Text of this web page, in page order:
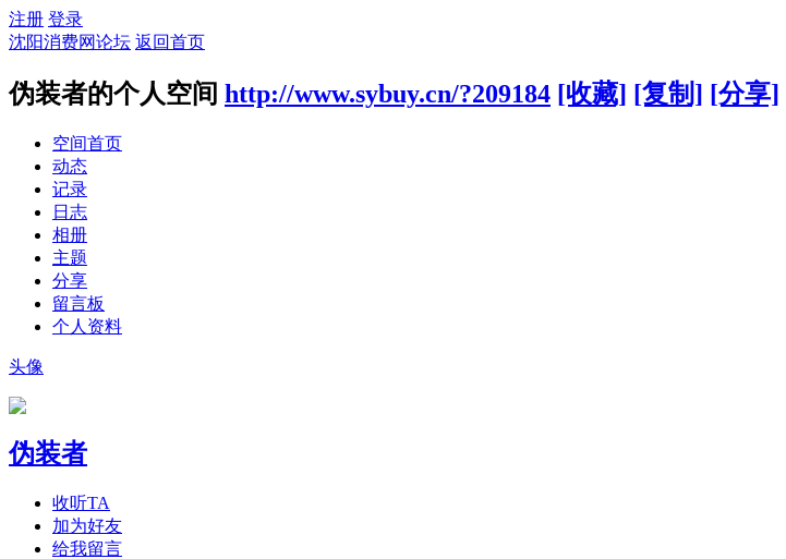
注册 登录
沈阳消费网论坛 返回首页
伪装者的个人空间 http://www.sybuy.cn/?209184 [收藏] [复制] [分享]
空间首页
动态
记录
日志
相册
主题
分享
留言板
个人资料
头像
伪装者
收听TA
加为好友
给我留言